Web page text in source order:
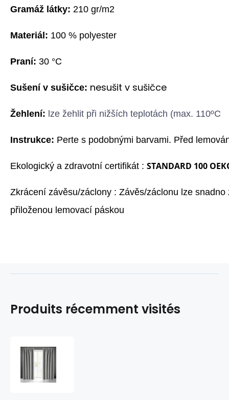
Gramáž látky: 210 gr/m2
Materiál: 100 % polyester
Praní: 30 °C
Sušení v sušičce: nesušit v sušičce
Žehlení: ze žehlit při nižších teplotách (max. 110ºC
Instrukce: Perte s podobnými barvami. Před
Ekologický a zdravotní certifikát : STANDARD 100
Zkrácení závěsu/záclony : Závěs/záclonu lze snadno
přiloženou lemovací páskou
Produits récemment visités